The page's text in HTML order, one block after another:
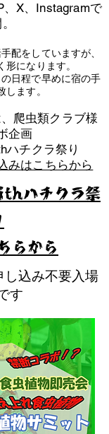
X、Instagramで
配をしていますが、
形になります。
日程で早めに宿の手
します。
爬虫類クラブ様
企画
ハチクラ祭り
みはこちらから
込み不要入場
す
ハチクラ祭
らから